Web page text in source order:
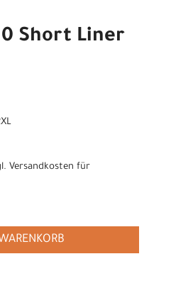
Short Liner
Versandkosten für